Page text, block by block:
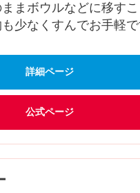
まボウルなどに移す
少なくすんでお手軽で
詳細ページ
公式ページ